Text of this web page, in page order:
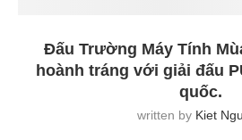
Đấu Trường Máy Tính
hoành tráng với giải đấu
quốc.
written by Kiet